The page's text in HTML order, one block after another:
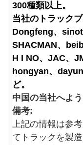
300種類以上。
当社のトラック
Dongfeng、
SHACMAN、
H I NO、JAC、
hongyan、
ど。
中国の当社へよう
備考:
上記の情報は参
てトラックを製